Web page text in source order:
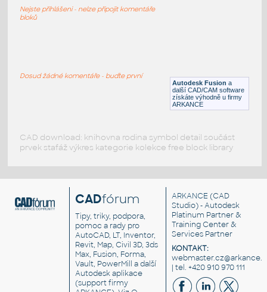
RFA Ocel
Vodiče, kabely Autodesk Fusion a
další CAD/CAM software
získáte výhodně u firmy
ARKANCE
Nejste přihlášeni - nelze připojit komentáře
bloků
Dosud žádné komentáře - buďte první
CAD download: knihovna rodina symbol detail součást
prvek stafáž výkres kategorie kolekce free block library
CADfórum
Tipy, triky, podpora,
pomoc a rady pro
AutoCAD, LT, Inventor,
Revit, Map, Civil 3D, 3ds
Max, Fusion, Forma,
Vault, PowerMill a další
Autodesk aplikace
(support firmy
ARKANCE (CAD
Studio) - Autodesk
Platinum Partner &
Training Center &
Services Partner
KONTAKT:
| tel. +420 910 970 111